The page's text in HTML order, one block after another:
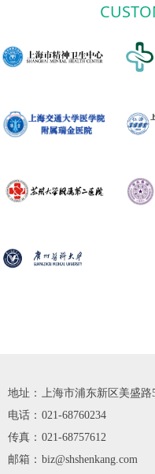
地址： 上海市浦东新区美盛路
电话： 021-68760234
传真： 021-68757612
邮箱： biz@shshenkang.com